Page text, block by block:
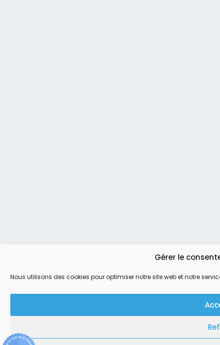
Gérer le
Nous utilisons des cookies pour optimiser notre site web et notre